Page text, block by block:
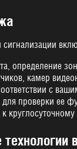
сигнализации
определение
камер
с
для проверки ее